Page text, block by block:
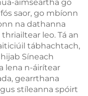
aimseartha go
saor, go mbíonn
na dathanna
leo. Tá an
tábhachtach,
Síneach
lena n-áirítear
gearrthana
stíleanna spóirt